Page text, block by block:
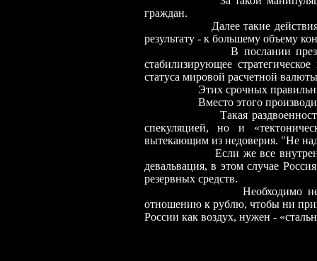
граждан.
Далее такие
результату - к большему объему
В послании президента
стабилизирующее
статуса мировой расчетной
Этих срочных правильных и
Вместо этого производится
Такая
спекуляцией, но и
вытекающим из недоверия. "Не
Если же все
девальвация, в этом случае
резервных средств.
Необходимо
отношению к рублю, чтобы ни
России как воздух, нужен -